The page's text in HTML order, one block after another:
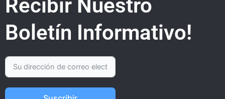
Recibir Nuestro
Boletín Informativo!